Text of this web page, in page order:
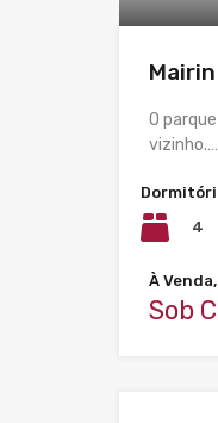
O
vizinho.…
4
À
Sob